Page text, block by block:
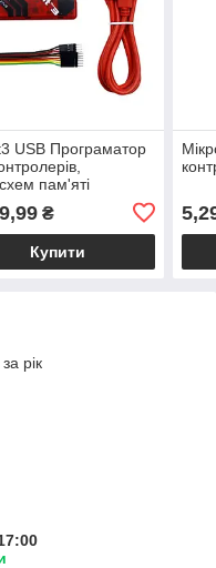
USB Програматор
пам'яті
і ключів KeeLOQ
₴
Купити
рік